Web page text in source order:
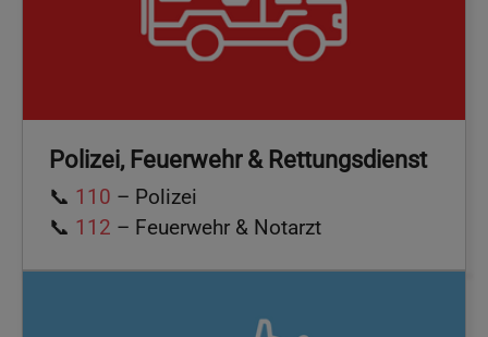
Polizei, Feuerwehr & Rettungsdienst
📞 110 – Polizei
📞 112 – Feuerwehr & Notarzt